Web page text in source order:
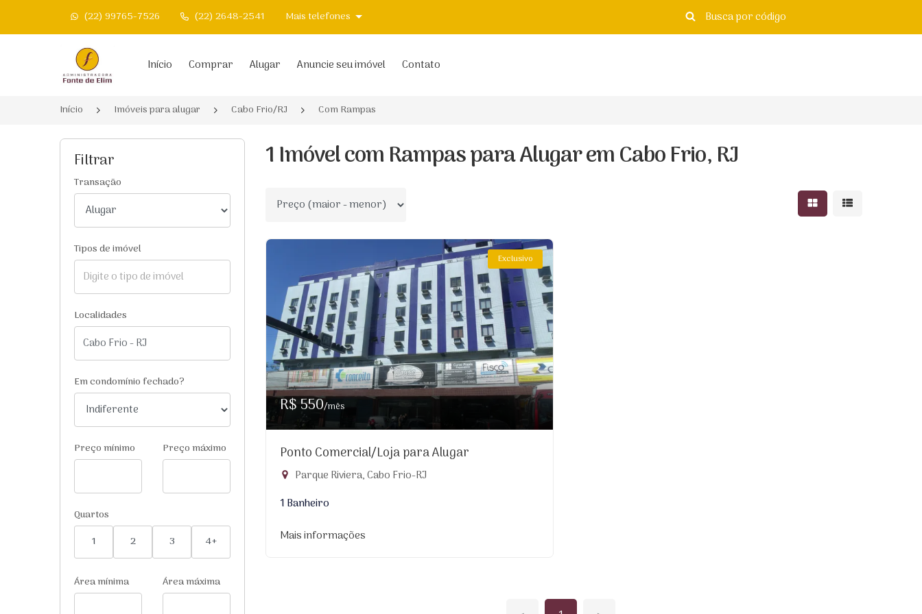
(22) 99765-7526 (22) 2648-2541 Mais telefones
Página inicial Início Comprar Alugar Anuncie seu imóvel Contato
Início Imóveis para alugar Cabo Frio/RJ Com Rampas
Filtrar
Transação
Tipos de imóvel
Localidades
Em condomínio fechado?
Preço mínimo Preço máximo
Quartos
1
2 3 4+
Área mínima Área máxima
1 Imóvel com Rampas para Alugar em Cabo Frio, RJ
Ordenar por Mostrar resultados
Mostrar
Exclusivo
R$ 550/mês
Ponto Comercial/Loja para Alugar
Parque Riviera, Cabo Frio-RJ
1 Banheiro
Mais informações